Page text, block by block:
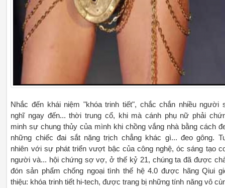
Nhắc đến khái niệm "khóa trinh tiết", chắc chắn nhiều người
nghĩ ngay đến... thời trung cổ, khi mà cánh phụ nữ phải
minh sự chung thủy của mình khi chồng vắng nhà bằng cách
những chiếc đai sắt nặng trịch chẳng khác gì... đeo gông.
nhiên với sự phát triển vượt bậc của công nghệ, óc sáng tạo
người và... hội chứng sợ vợ, ở thế kỷ 21, chúng ta đã được
đón sản phẩm chống ngoại tình thế hệ 4.0 được hãng Qiui
thiệu: khóa trinh tiết hi-tech, được trang bị những tính năng vô